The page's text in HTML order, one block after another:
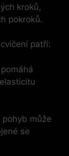
kroků,
pokroků.
patří:
pohyb může
se